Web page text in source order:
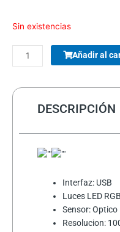
Sin existencias
COMBO
TECLADO/MOUSE
178990
INALAMBRICO
Añadir al
DESCRIPCIÓN
Interfaz: USB
Luces LED RGB
Sensor: Optico
Resolucion: